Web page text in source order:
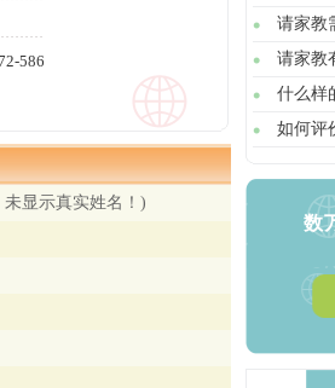
586
显示真实姓名！)
请家教
请家教
什么样
如何评
数